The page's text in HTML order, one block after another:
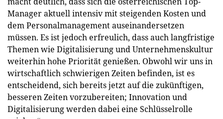
Manager aktuell intensiv mit steigenden Kosten und
dem Personalmanagement auseinandersetzen
müssen. Es ist jedoch erfreulich, dass auch langfristige
Themen wie Digitalisierung und Unternehmenskultur
weiterhin hohe Priorität genießen. Obwohl wir uns in
wirtschaftlich schwierigen Zeiten befinden, ist es
entscheidend, sich bereits jetzt auf die zukünftigen,
besseren Zeiten vorzubereiten; Innovation und
Digitalisierung werden dabei eine Schlüsselrolle